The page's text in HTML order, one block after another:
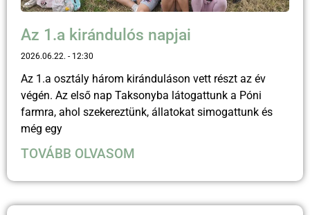
Az 1.a kirándulós napjai
2026.06.22. 12:30
Az 1.a osztály három kiránduláson vett részt az év
végén. Az első nap Taksonyba látogattunk a Póni
farmra, ahol szekereztünk, állatokat simogattunk és
még egy
TOVÁBB OLVASOM